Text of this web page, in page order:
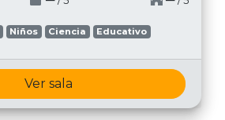
Niños Ciencia Educativo
Ver sala